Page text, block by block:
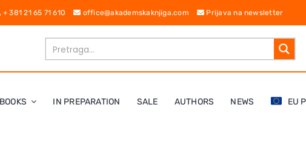
+ 381 21 65 71 610 office@akademskaknjiga.com Prijava na newsletter
BOOKS IN PREPARATION SALE AUTHORS NEWS EU